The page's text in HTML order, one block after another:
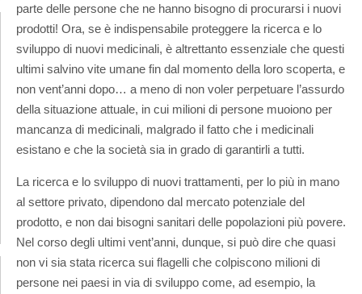
parte delle persone che ne hanno bisogno di procurarsi i nuovi
prodotti! Ora, se è indispensabile proteggere la ricerca e lo
sviluppo di nuovi medicinali, è altrettanto essenziale che questi
ultimi salvino vite umane fin dal momento della loro scoperta, e
non vent’anni dopo… a meno di non voler perpetuare l’assurdo
della situazione attuale, in cui milioni di persone muoiono per
mancanza di medicinali, malgrado il fatto che i medicinali
esistano e che la società sia in grado di garantirli a tutti.
La ricerca e lo sviluppo di nuovi trattamenti, per lo più in mano
al settore privato, dipendono dal mercato potenziale del
prodotto, e non dai bisogni sanitari delle popolazioni più povere.
Nel corso degli ultimi vent’anni, dunque, si può dire che quasi
non vi sia stata ricerca sui flagelli che colpiscono milioni di
persone nei paesi in via di sviluppo come, ad esempio, la